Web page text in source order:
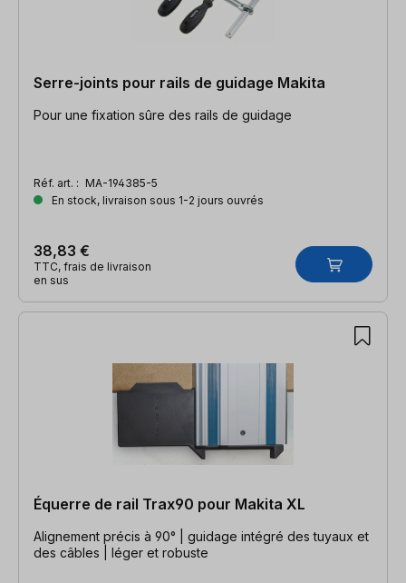
Serre-joints pour rails de guidage Makita
Pour une fixation sûre des rails de guidage
Réf. art. : MA-194385-5
En stock, livraison sous 1-2 jours ouvrés
38,83 €
TTC, frais de livraison
en sus
Équerre de rail Trax90 pour Makita XL
Alignement précis à 90° | guidage intégré des tuyaux et
des câbles | léger et robuste